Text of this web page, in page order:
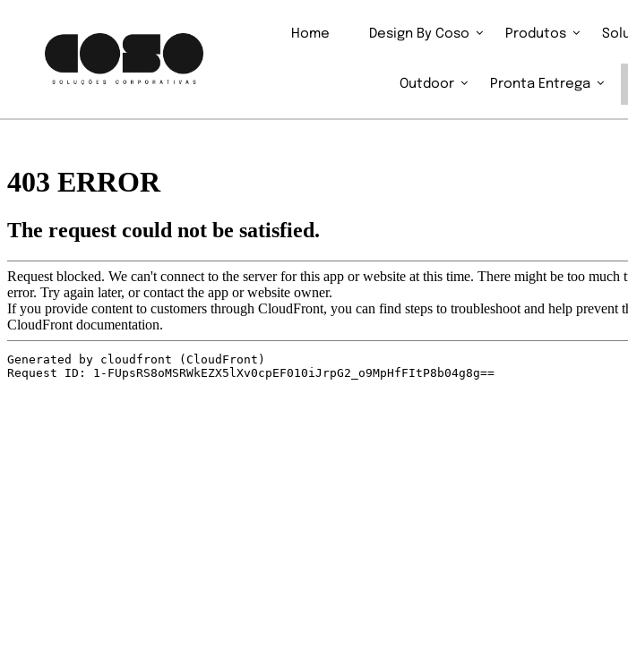
Home Design By Coso Produtos
Outdoor Pronta Entrega